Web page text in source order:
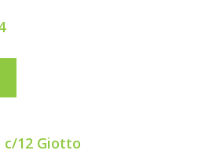
12 Giotto